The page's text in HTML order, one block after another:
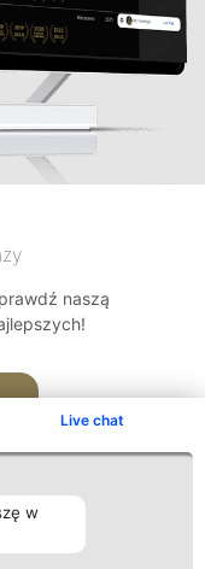
Live chat
w
naszą